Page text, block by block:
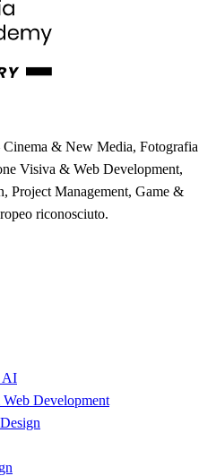
& New Media, Fotografia
Visiva & Web Development,
Project Management, Game &
riconosciuto.
AI
Development